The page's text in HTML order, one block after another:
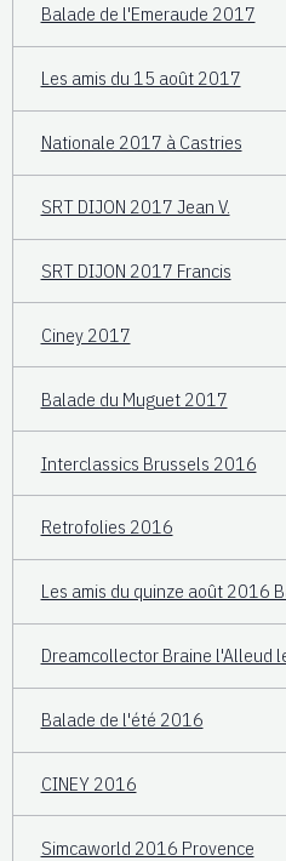
Balade de l'Emeraude 2017
Les amis du 15 août 2017
Nationale 2017 à Castries
SRT DIJON 2017 Jean V.
SRT DIJON 2017 Francis
Ciney 2017
Balade du Muguet 2017
Interclassics Brussels 2016
Retrofolies 2016
Les amis du quinze août 2016
Dreamcollector Braine l'Alleud
Balade de l'été 2016
CINEY 2016
Simcaworld 2016 Provence